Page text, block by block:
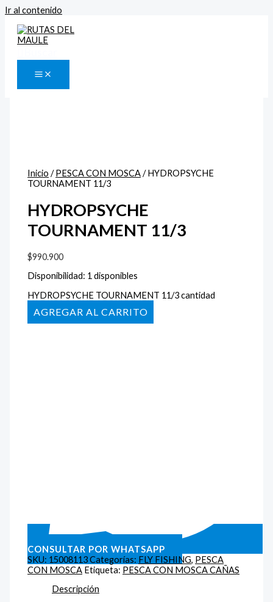
Ir al contenido
Inicio /PESCA CON MOSCA/ HYDROPSYCHE
TOURNAMENT 11/3
HYDROPSYCHE
TOURNAMENT 11/3
$990.900
Disponibilidad: 1 disponibles
HYDROPSYCHE TOURNAMENT 11/3 cantidad
AÑADIR AL CARRITO
CONSULTAR POR WHATSAPP
SKU: 15008113Categorías: FLY FISHING, PESCA
CON MOSCA Etiqueta: PESCA CON MOSCA CAÑAS
Descripción